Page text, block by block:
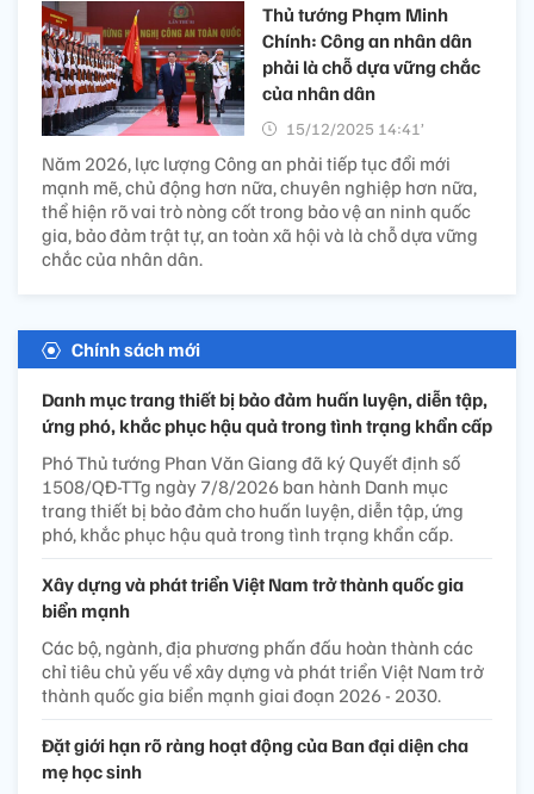
Thủ tướng Phạm Minh
Chính: Công an nhân dân
phải là chỗ dựa vững chắc
của nhân dân
15/12/2025 14:41’
Năm 2026, lực lượng Công an phải tiếp tục đổi mới
mạnh mẽ, chủ động hơn nữa, chuyên nghiệp hơn nữa,
thể hiện rõ vai trò nòng cốt trong bảo vệ an ninh quốc
gia, bảo đảm trật tự, an toàn xã hội và là chỗ dựa vững
chắc của nhân dân.
Chính sách mới
Danh mục trang thiết bị bảo đảm huấn luyện, diễn tập,
ứng phó, khắc phục hậu quả trong tình trạng khẩn cấp
Phó Thủ tướng Phan Văn Giang đã ký Quyết định số
1508/QĐ-TTg ngày 7/8/2026 ban hành Danh mục
trang thiết bị bảo đảm cho huấn luyện, diễn tập, ứng
phó, khắc phục hậu quả trong tình trạng khẩn cấp.
Xây dựng và phát triển Việt Nam trở thành quốc gia
biển mạnh
Các bộ, ngành, địa phương phấn đấu hoàn thành các
chỉ tiêu chủ yếu về xây dựng và phát triển Việt Nam trở
thành quốc gia biển mạnh giai đoạn 2026 - 2030.
Đặt giới hạn rõ ràng hoạt động của Ban đại diện cha
mẹ học sinh